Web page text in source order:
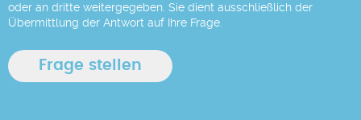
oder an dritte weitergegeben. Sie dient ausschließlich der
Übermittlung der Antwort auf Ihre Frage.